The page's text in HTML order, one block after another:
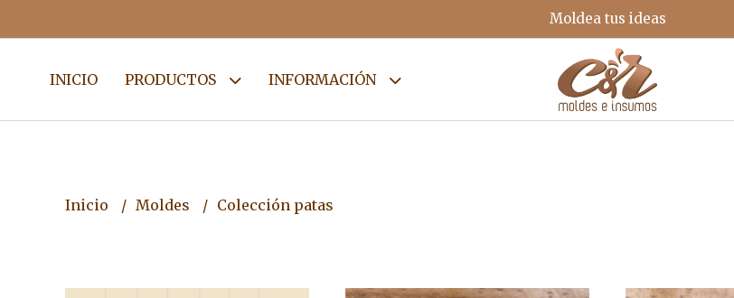
Moldea tus ideas
INICIO PRODUCTOS INFORMACIÓN
Inicio Moldes Colección patas